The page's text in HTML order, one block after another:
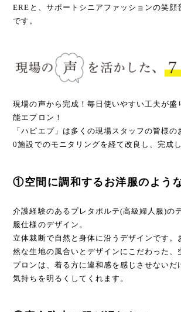
EREと、サポートシニアファッションの笑顔
です。
現場の声から完成！毎日使いやすい工夫が盛
能エプロン！
「ハピエプ」は多くの現場スタッフの皆様
0施設でのモニタリングを経て改良し、完成
①空間に調和するお洋服のよう
介護経験のあるプレタポルテ(高級婦人服)の
服仕様のデザイン。
立体裁断で自然と身体に沿うデザインです。
然な生地の風合いとデザインにこだわった、
プロンは、着る方に違和感を感じさせないだ
気持ちを明るくしてくれます。